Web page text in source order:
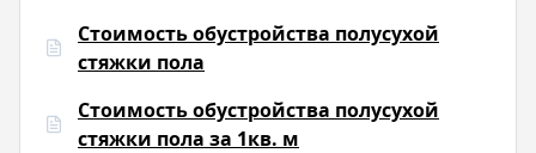
Стоимость обустройства полусухой
стяжки пола
Стоимость обустройства полусухой
стяжки пола за 1кв. м